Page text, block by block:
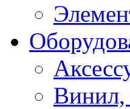
Винил,